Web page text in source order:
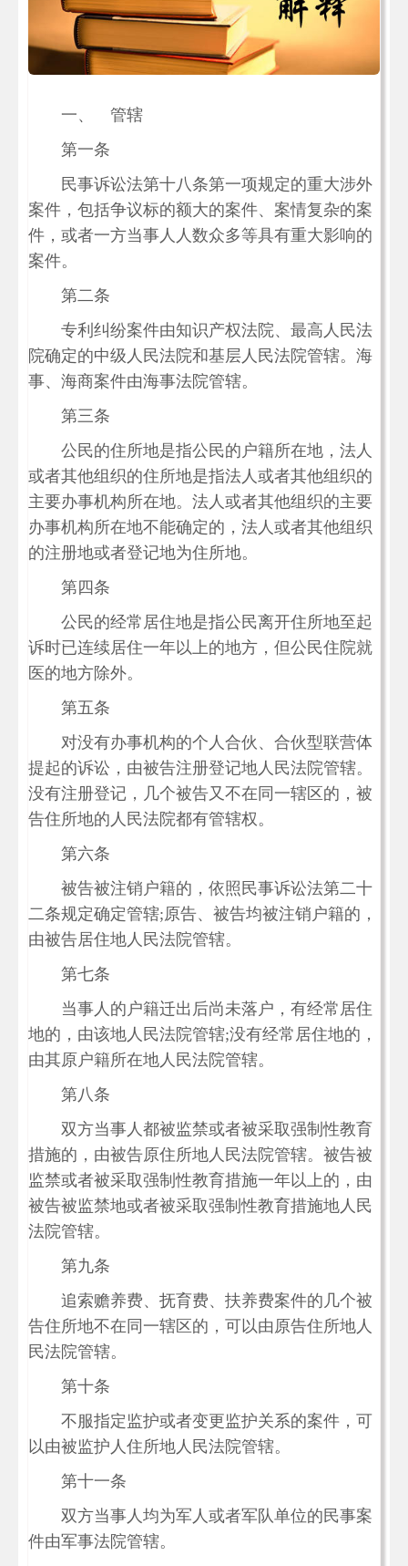
一、 管辖
第一条
民事诉讼法第十八条第一项规定的重大涉外
案件，包括争议标的额大的案件、案情复杂的案
件，或者一方当事人人数众多等具有重大影响的
案件。
第二条
专利纠纷案件由知识产权法院、最高人民法
院确定的中级人民法院和基层人民法院管辖。海
事、海商案件由海事法院管辖。
第三条
公民的住所地是指公民的户籍所在地，法人
或者其他组织的住所地是指法人或者其他组织的
主要办事机构所在地。法人或者其他组织的主要
办事机构所在地不能确定的，法人或者其他组织
的注册地或者登记地为住所地。
第四条
公民的经常居住地是指公民离开住所地至起
诉时已连续居住一年以上的地方，但公民住院就
医的地方除外。
第五条
对没有办事机构的个人合伙、合伙型联营体
提起的诉讼，由被告注册登记地人民法院管辖。
没有注册登记，几个被告又不在同一辖区的，被
告住所地的人民法院都有管辖权。
第六条
被告被注销户籍的，依照民事诉讼法第二十
二条规定确定管辖;原告、被告均被注销户籍的，
由被告居住地人民法院管辖。
第七条
当事人的户籍迁出后尚未落户，有经常居住
地的，由该地人民法院管辖;没有经常居住地的，
由其原户籍所在地人民法院管辖。
第八条
双方当事人都被监禁或者被采取强制性教育
措施的，由被告原住所地人民法院管辖。被告被
监禁或者被采取强制性教育措施一年以上的，由
被告被监禁地或者被采取强制性教育措施地人民
法院管辖。
第九条
追索赡养费、抚育费、扶养费案件的几个被
告住所地不在同一辖区的，可以由原告住所地人
民法院管辖。
第十条
不服指定监护或者变更监护关系的案件，可
以由被监护人住所地人民法院管辖。
第十一条
双方当事人均为军人或者军队单位的民事案
件由军事法院管辖。